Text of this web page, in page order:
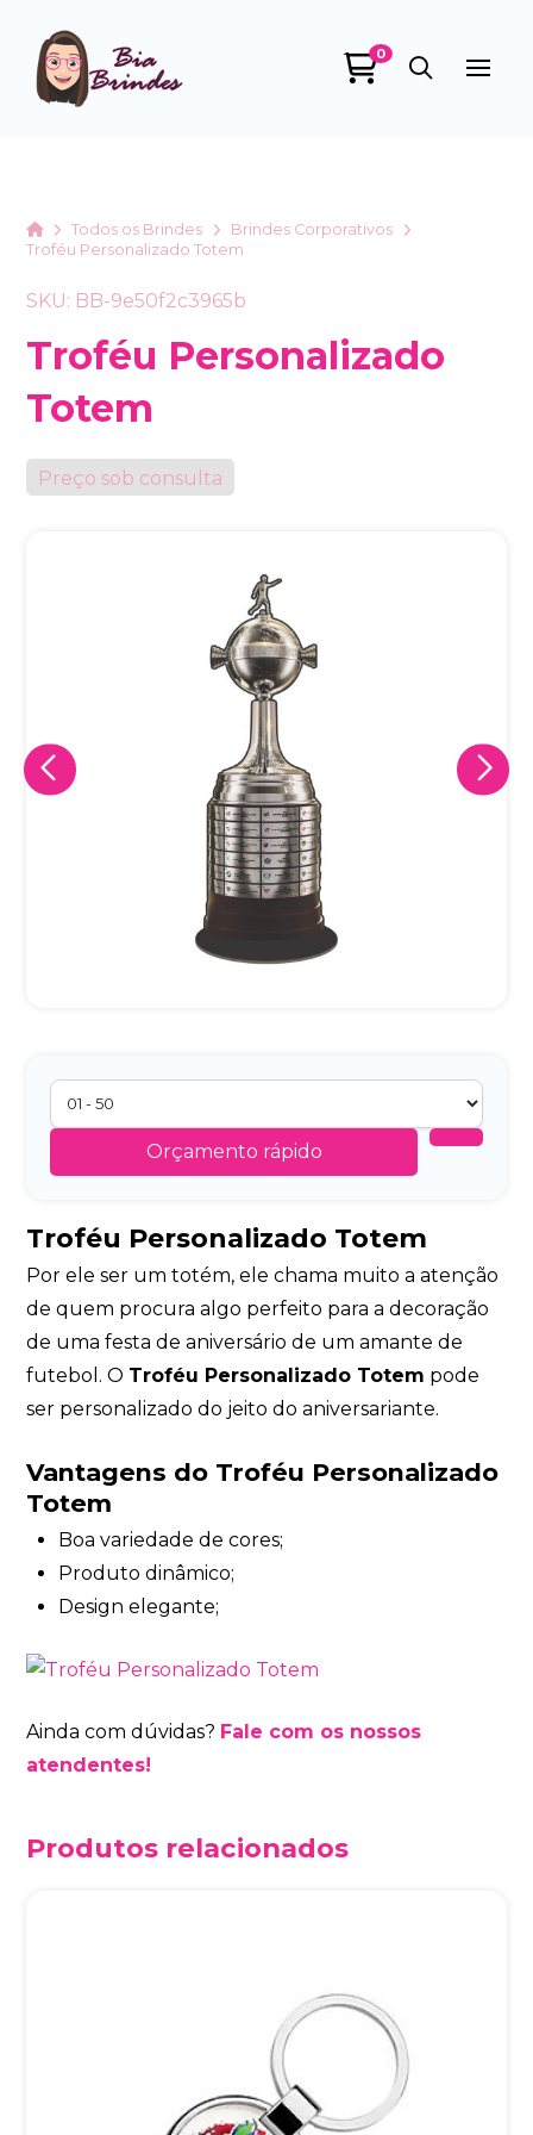
0
HomeTodos os Brindes
Brindes Corporativos
Troféu Personalizado Totem
SKU: BB-9e50f2c3965b
Troféu Personalizado
Totem
Preço sob consulta
Orçamento rápido
Troféu Personalizado Totem
Por ele ser um totém, ele chama muito a atenção
de quem procura algo perfeito para a decoração
de uma festa de aniversário de um amante de
futebol. O Troféu Personalizado Totem pode
ser personalizado do jeito do aniversariante.
Vantagens do Troféu Personalizado
Totem
Boa variedade de cores;
Produto dinâmico;
Design elegante;
Ainda com dúvidas? Fale com os nossos
atendentes!
Produtos relacionados
Eu concordo em receber comunicações.
A nossa empresa está comprometida a proteger e respeitar
sua privacidade, utilizaremos seus dados apenas para fins
de marketing. Você pode alterar suas preferências a
Iniciar conversa